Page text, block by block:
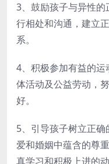
3、鼓励孩子与异性
行相处和沟通，建立
系。
4、积极参加有益的
体活动及公益劳动，
好。
5、引导孩子树立正
爱和婚姻中蕴含的尊
真学习和积极上进的动